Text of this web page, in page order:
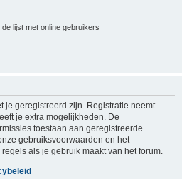
lijst met online gebruikers
je geregistreerd zijn. Registratie neemt
je extra mogelijkheden. De
toestaan aan geregistreerde
gebruiksvoorwaarden en het
als je gebruik maakt van het forum.